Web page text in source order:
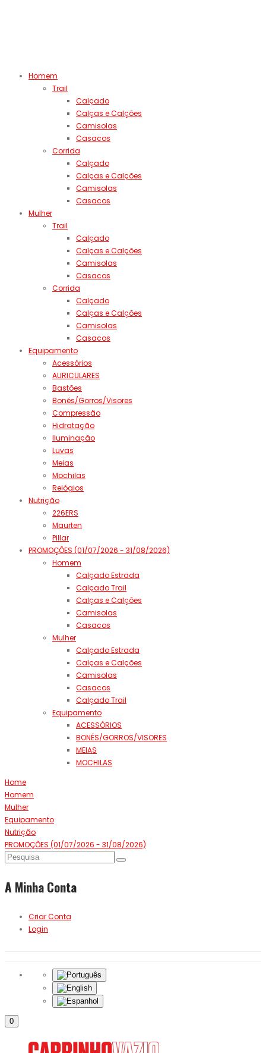
Homem
Trail
Calçado
Calças e Calções
Camisolas
Casacos
Corrida
Calçado
Calças e Calções
Camisolas
Casacos
Mulher
Trail
Calçado
Calças e Calções
Camisolas
Casacos
Corrida
Calçado
Calças e Calções
Camisolas
Casacos
Equipamento
Acessórios
AURICULARES
Bastões
Bonés/Gorros/Visores
Compressão
Hidratação
Iluminação
Luvas
Meias
Mochilas
Relógios
Nutrição
226ERS
Maurten
Pillar
PROMOÇÕES (01/07/2026 - 31/08/2026)
Homem
Calçado Estrada
Calçado Trail
Calças e Calções
Camisolas
Casacos
Mulher
Calçado Estrada
Calças e Calções
Camisolas
Casacos
Calçado Trail
Equipamento
ACESSÓRIOS
BONÉS/GORROS/VISORES
MEIAS
MOCHILAS
Home
Homem
Mulher
Equipamento
Nutrição
PROMOÇÕES (01/07/2026 - 31/08/2026)
A Minha Conta
Criar Conta
Login
0